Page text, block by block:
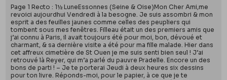
Page 1 Recto : 1½ LuneEssonnes (Seine & Oise)Mon Cher Ami,me
revoici aujourdhui Vendredi à la besogne. Je suis assombri & mon
esprit a des feuilles jaunes comme celles des peupliers qui
tombent sous mes fenêtres. Filleau était un des premiers amis que
j’ai connu à Paris, il avait toujours été pour moi, bon, dévoué et
charmant, & sa dernière visite a été pour ma fille malade. Hier dans
cet affreux cimetière de St Ouen je me suis senti bien seul ! J’ai
retrouvé là Reyer, qui m’a parlé du pauvre Pradelle. Encore un des
bons de parti ! – Je te porterai Jeudi à deux heures six dessins
pour ton livre. Réponds-moi, pour le papier, à ce que je te